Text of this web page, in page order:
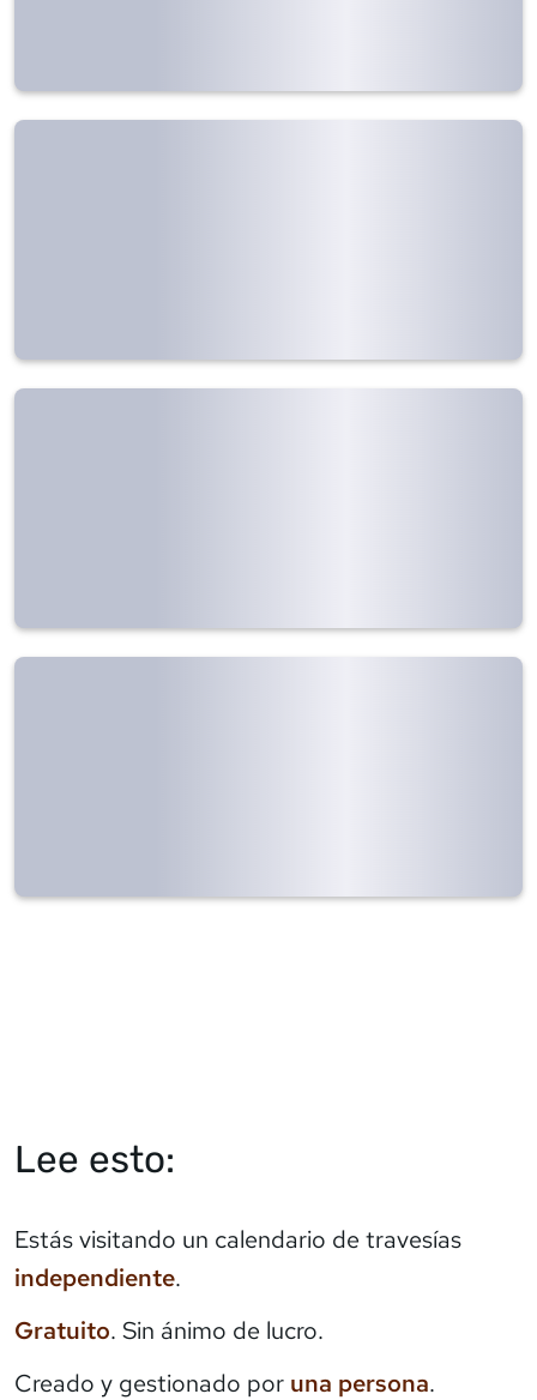
Lee esto:
Estás visitando un calendario de travesías
independiente.
Gratuito. Sin ánimo de lucro.
Creado y gestionado por una persona.